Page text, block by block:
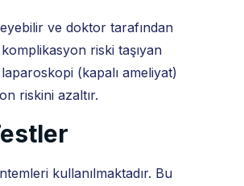
ve doktor tarafından
riski taşıyan
(kapalı ameliyat)
riskini azaltır.
kullanılmaktadır. Bu